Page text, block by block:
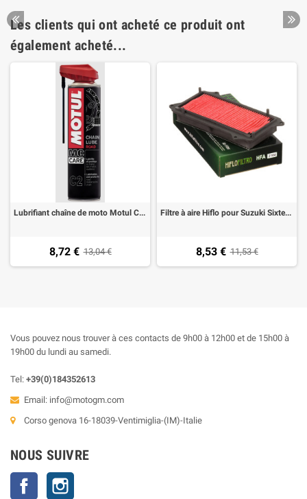
Les clients qui ont acheté ce produit ont
également acheté...
Lubrifiant chaîne de moto Motul Chain Lube C2 Road Spray 0,4 Lt
8,72 € 13,04 €
Filtre à aire Hiflo pour Suzuki Sixteen 125-180 2008-2013
8,53 € 11,53 €
Vous pouvez nous trouver à ces contacts de 9h00 à 12h00 et de 15h00 à
19h00 du lundi au samedi.
Tel: +39(0)184352613
Email: info@motogm.com
Corso genova 16-18039-Ventimiglia-(IM)-Italie
NOUS SUIVRE
Facebook